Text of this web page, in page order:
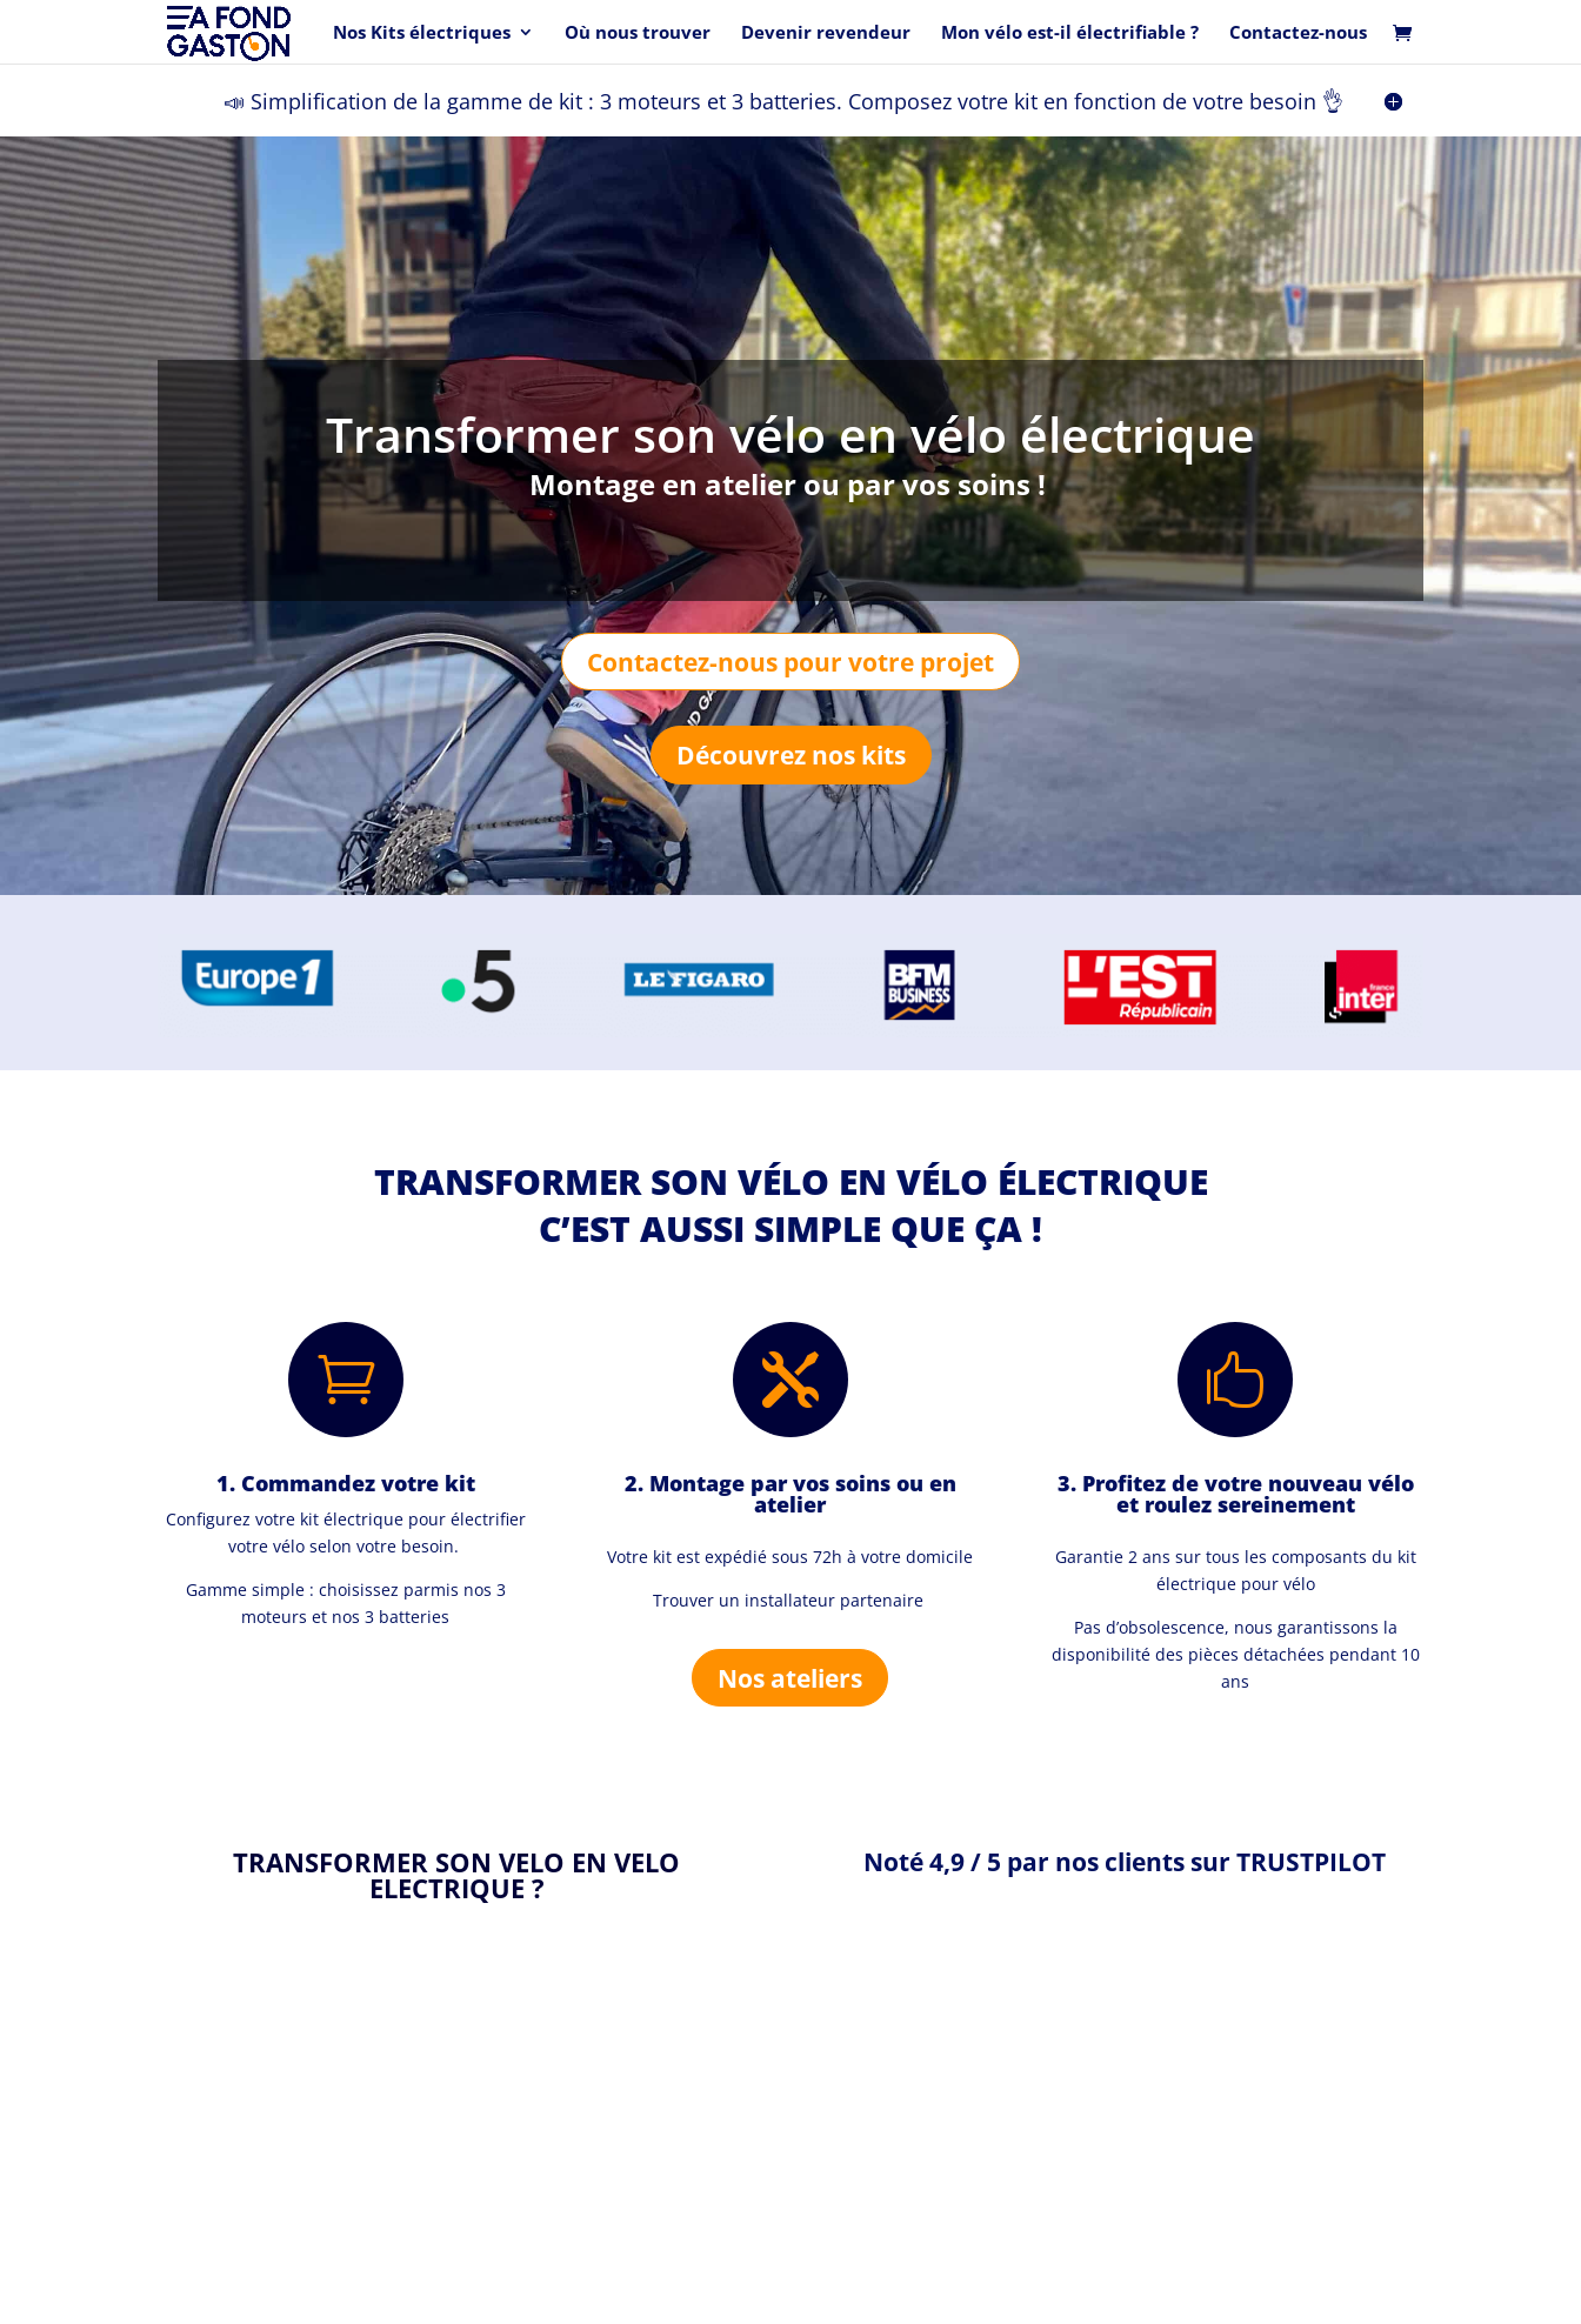
Nos Kits électriques Où nous trouver Devenir revendeur Mon vélo est-il électrifiable ? Contactez-nous
📣 Simplification de la gamme de kit : 3 moteurs et 3 batteries. Composez votre kit en fonction de votre besoin 👌
Transformer son vélo en vélo électrique
Montage en atelier ou par vos soins !
Contactez-nous pour votre projet
Découvrez nos kits
TRANSFORMER SON VÉLO EN VÉLO ÉLECTRIQUE
C’EST AUSSI SIMPLE QUE ÇA !

1. Commandez votre kit
Configurez votre kit électrique pour électrifier
votre vélo selon votre besoin.
Gamme simple : choisissez parmis nos 3
moteurs et nos 3 batteries

2. Montage par vos soins ou en
atelier
Votre kit est expédié sous 72h à votre domicile
Trouver un installateur partenaire
Nos ateliers

3. Profitez de votre nouveau vélo
et roulez sereinement
Garantie 2 ans sur tous les composants du kit
électrique pour vélo
Pas d’obsolescence, nous garantissons la
disponibilité des pièces détachées pendant 10
ans
TRANSFORMER SON VELO EN VELO
ELECTRIQUE ?
Noté 4,9 / 5 par nos clients sur TRUSTPILOT